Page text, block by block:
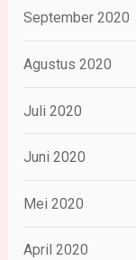
September 2020
Agustus 2020
Juli 2020
Juni 2020
Mei 2020
April 2020